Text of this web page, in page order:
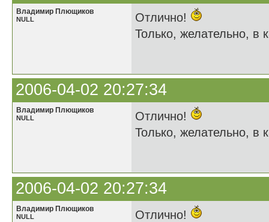
Владимир Плющиков
NULL
Отлично!
Только, желательно, в
2006-04-02 20:27:34
Владимир Плющиков
NULL
Отлично!
Только, желательно, в
2006-04-02 20:27:34
Владимир Плющиков
NULL
Отлично!